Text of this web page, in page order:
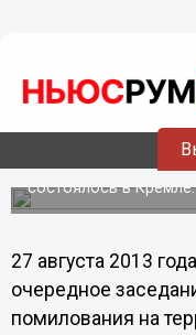
Ни одно
было
Очередное
помилования на
состоялось в Кремле.
27 августа 2013
очередное
помилования на